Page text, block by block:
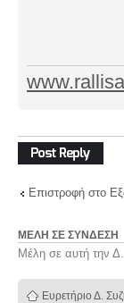
Δημιουργία
απάντησης
Επιστροφή στο
ΜΈΛΗ ΣΕ ΣΎΝΔΕΣΗ
Μέλη σε αυτή την
Ευρετήριο Δ.